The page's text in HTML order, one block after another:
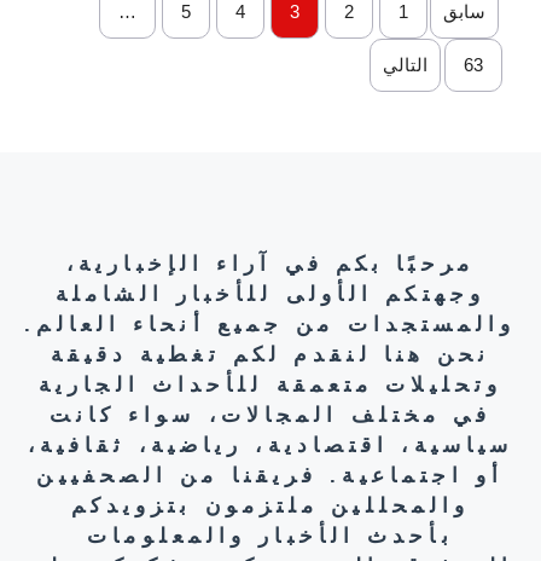
سابق 1
2
3
4
5
…
63 التالي
مرحبًا بكم في آراء الإخبارية،
وجهتكم الأولى للأخبار الشاملة
والمستجدات من جميع أنحاء العالم.
نحن هنا لنقدم لكم تغطية دقيقة
وتحليلات متعمقة للأحداث الجارية
في مختلف المجالات، سواء كانت
سياسية، اقتصادية، رياضية، ثقافية،
أو اجتماعية. فريقنا من الصحفيين
والمحللين ملتزمون بتزويدكم
بأحدث الأخبار والمعلومات